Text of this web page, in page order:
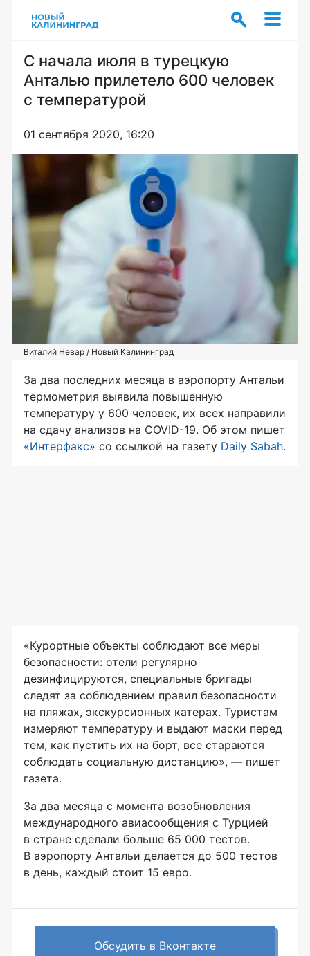
С начала июля в турецкую
Анталью прилетело 600 человек
с температурой
01 сентября 2020, 16:20
Виталий Невар / Новый Калининград
За два последних месяца в аэропорту Антальи
термометрия выявила повышенную
температуру у 600 человек, их всех направили
на сдачу анализов на COVID-19. Об этом пишет
«Интерфакс» со ссылкой на газету Daily Sabah.
«Курортные объекты соблюдают все меры
безопасности: отели регулярно
дезинфицируются, специальные бригады
следят за соблюдением правил безопасности
на пляжах, экскурсионных катерах. Туристам
измеряют температуру и выдают маски перед
тем, как пустить их на борт, все стараются
соблюдать социальную дистанцию», — пишет
газета.
За два месяца с момента возобновления
международного авиасообщения с Турцией
в стране сделали больше 65 000 тестов.
В аэропорту Антальи делается до 500 тестов
в день, каждый стоит 15 евро.
Обсудить в Вконтакте